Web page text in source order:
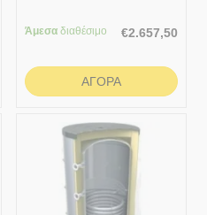
Άμεσα διαθέσιμο €2.657,50
ΑΓΟΡΆ